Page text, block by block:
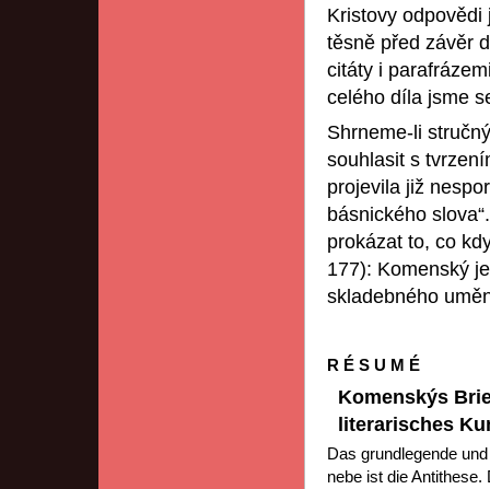
Kristovy
těsně před závěr
citáty i
celého díla jsme
Shrneme-li
souhlasit s
projevila již
básnického slova“.
prokázat to, co
177): Komenský
skladebného
R É S U M É
Komenskýs
literarisches
Das grundlegende
nebe ist die